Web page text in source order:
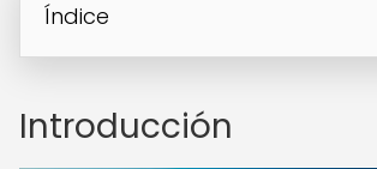
Índice
Introducción